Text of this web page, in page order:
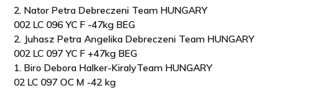
2. Nator Petra Debreczeni Team HUNGARY
002 LC 096 YC F -47kg BEG
2. Juhasz Petra Angelika Debreczeni Team HUNGARY
002 LC 097 YC F +47kg BEG
1. Biro Debora Halker-KiralyTeam HUNGARY
02 LC 097 OC M -42 kg